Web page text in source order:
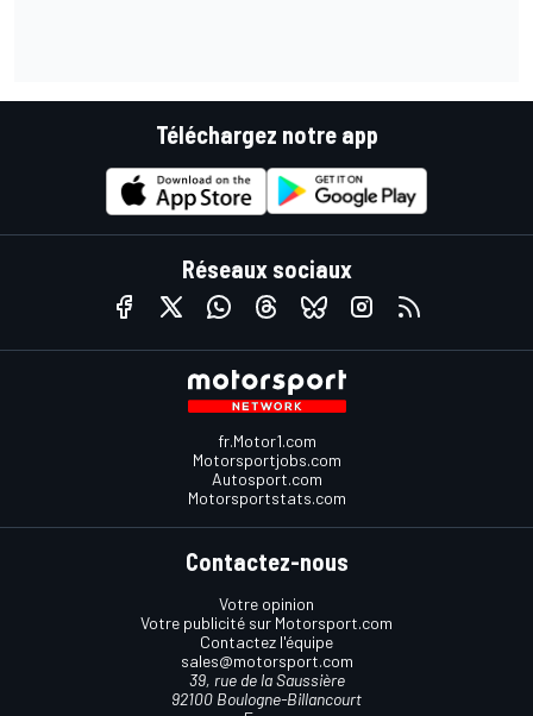
Téléchargez notre app
Réseaux sociaux
fr.Motor1.com
Motorsportjobs.com
Autosport.com
Motorsportstats.com
Contactez-nous
Votre opinion
Votre publicité sur Motorsport.com
Contactez l'équipe
sales@motorsport.com
39, rue de la Saussière
92100 Boulogne-Billancourt